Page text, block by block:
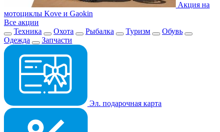
Акция на
мотоциклы Kove и Gaokin
Все акции
Техника
Охота Рыбалка Туризм
Обувь
Одежда
Запчасти
Эл. подарочная карта